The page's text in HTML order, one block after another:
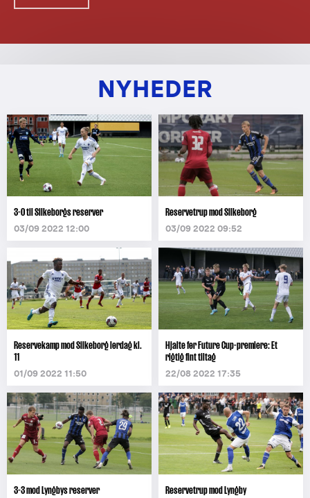
NYHEDER
3-0 til Silkeborgs reserver
03/09 2022 12:00
Reservetrup mod Silkeborg
03/09 2022 09:52
Reservekamp mod Silkeborg lørdag kl.
11
01/09 2022 11:50
Hjalte før Future Cup-premiere: Et
rigtig fint tiltag
22/08 2022 17:35
3-3 mod Lyngbys reserver Reservetrup mod Lyngby